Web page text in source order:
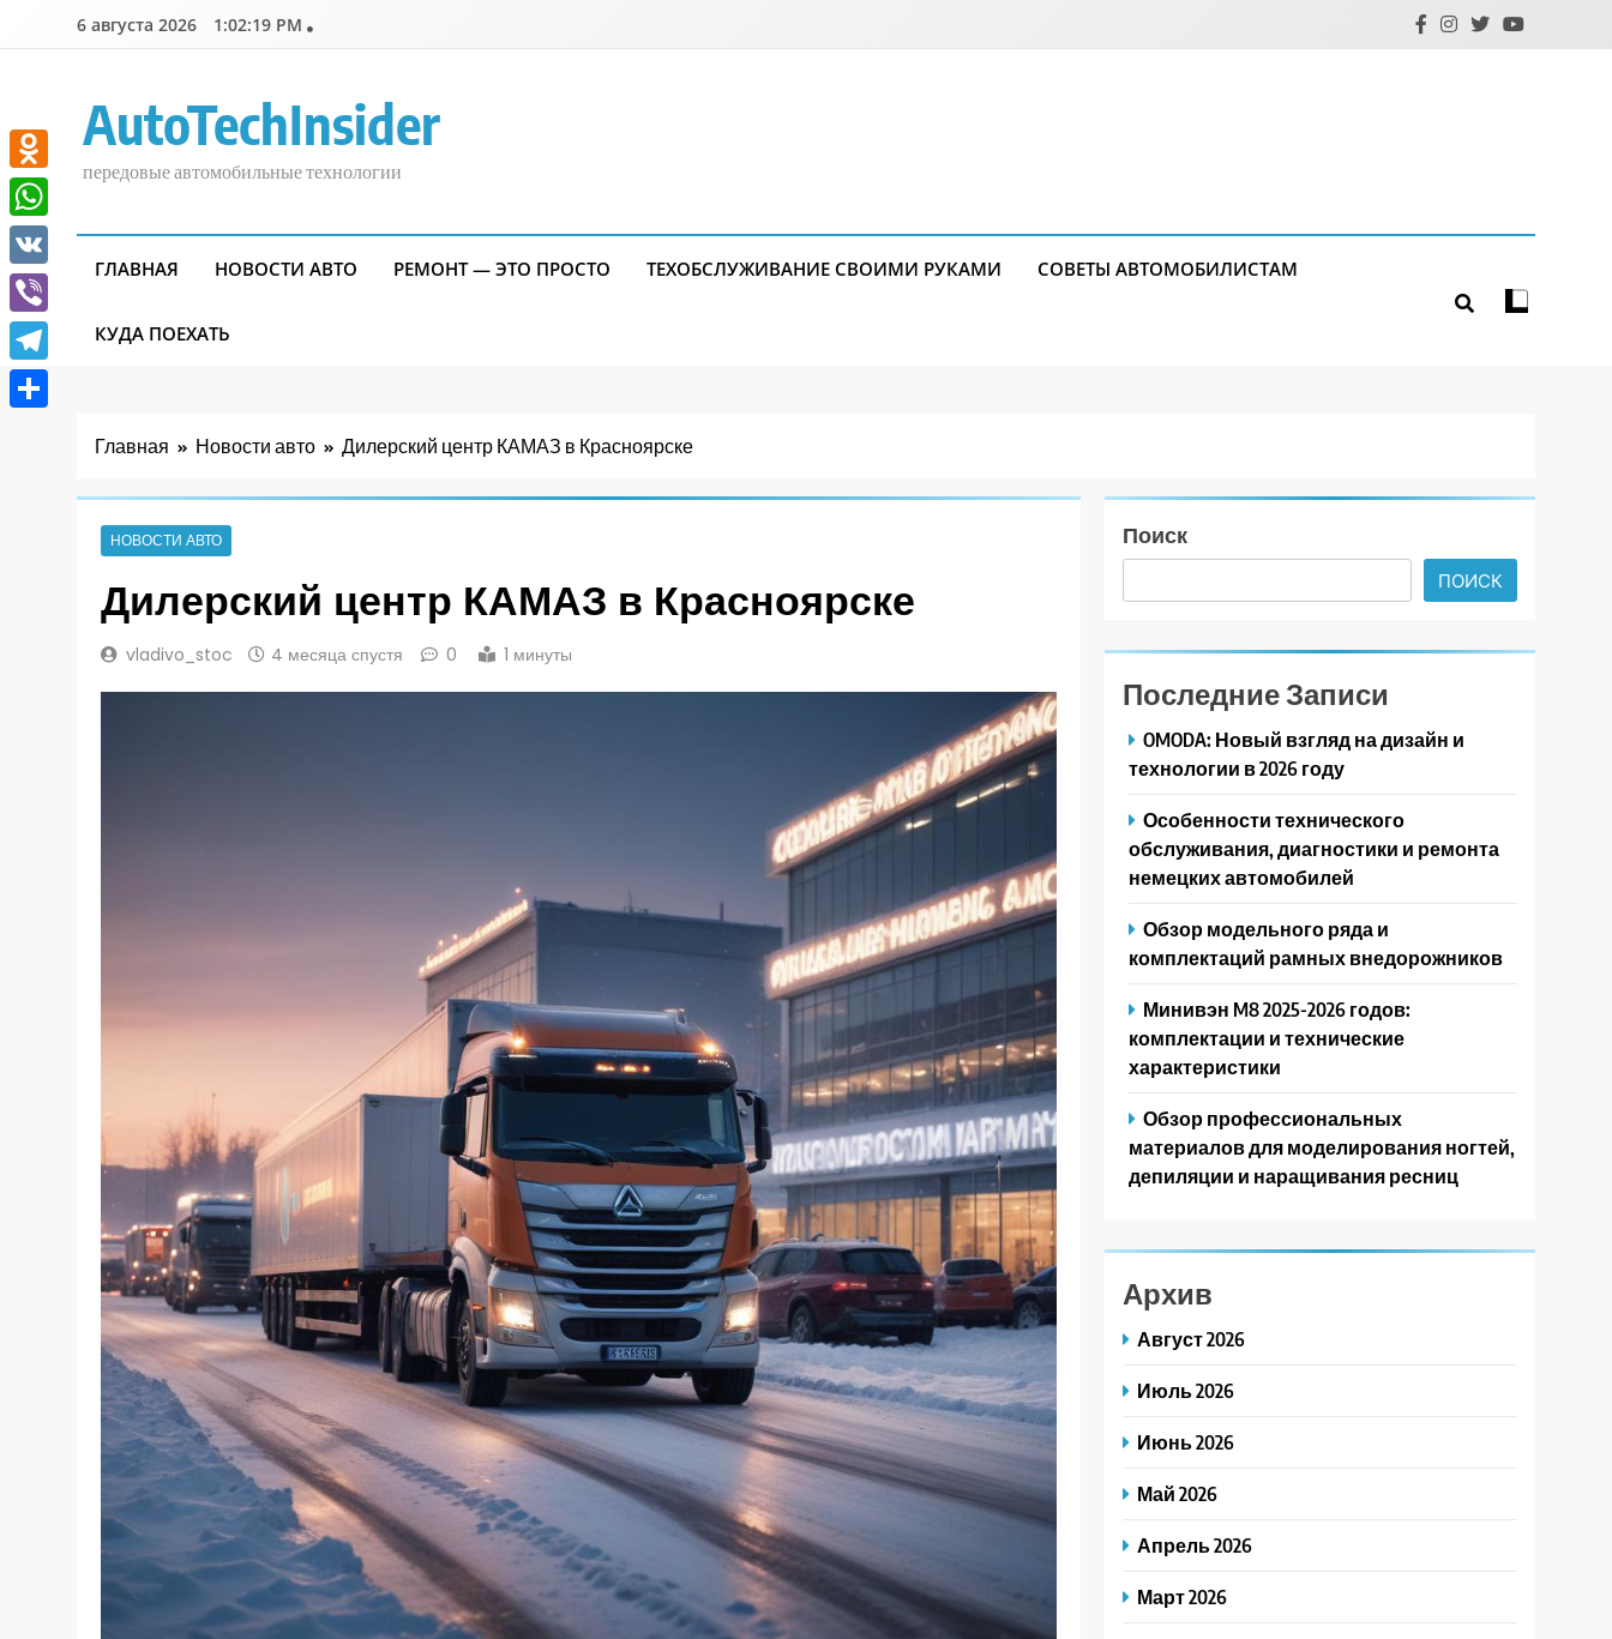
6 августа 2026 1:02:21 PM
AutoTechInsider
передовые автомобильные технологии
ГЛАВНАЯ НОВОСТИ АВТО РЕМОНТ — ЭТО ПРОСТО ТЕХОБСЛУЖИВАНИЕ СВОИМИ РУКАМИ СОВЕТЫ АВТОМОБИЛИСТАМ
КУДА ПОЕХАТЬ
Главная Новости авто Дилерский центр КАМАЗ в Красноярске
НОВОСТИ АВТО
Дилерский центр КАМАЗ в Красноярске
vladivo_stoc 4 месяца спустя 0 1 минуты
Поиск
ПОИСК
Последние Записи
OMODA: Новый взгляд на дизайн и
технологии в 2026 году
Особенности технического
обслуживания, диагностики и ремонта
немецких автомобилей
Обзор модельного ряда и
комплектаций рамных внедорожников
Минивэн M8 2025-2026 годов:
комплектации и технические
характеристики
Обзор профессиональных
материалов для моделирования ногтей,
депиляции и наращивания ресниц
Архив
Август 2026
Июль 2026
Июнь 2026
Май 2026
Апрель 2026
Март 2026
Odnoklassniki
WhatsApp
VK
Viber
Telegram